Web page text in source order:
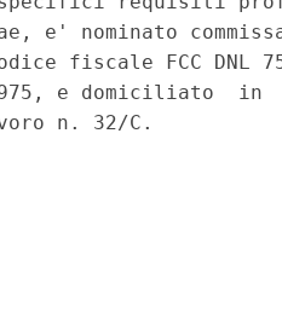
e' nominato
fiscale FCC DNL
e domiciliato  in